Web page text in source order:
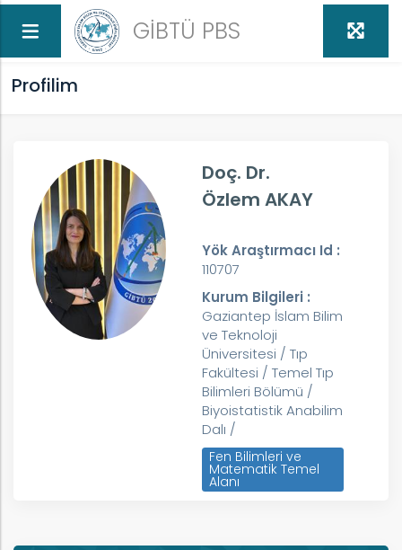
GİBTÜ PBS
Profilim
Doç. Dr.
Özlem AKAY
Yök Araştırmacı Id :
110707
Kurum Bilgileri :
Gaziantep İslam Bilim
ve Teknoloji
Üniversitesi / Tıp
Fakültesi / Temel Tıp
Bilimleri Bölümü /
Biyoistatistik Anabilim
Dalı /
Fen Bilimleri ve
Matematik Temel
Alanı